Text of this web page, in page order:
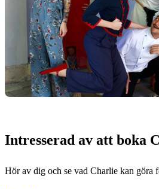
Intresserad av att boka
Hör av dig och se vad Charlie kan göra